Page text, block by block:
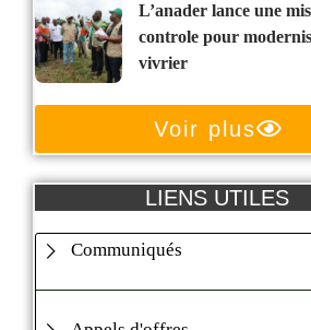
l’anader lance une mission de
controle pour
vivrier
Voir plus
LIENS UTILES
Communiqués